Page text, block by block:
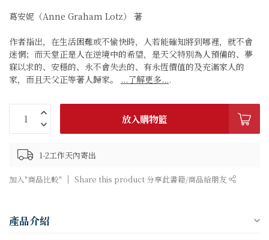
葛安妮（Anne Graham Lotz） 著
作者指出，在生活困難或不愉快時，人若能確知將到哪裡，就不會
迷惘；而天堂正是人在逆境中的希望，是天父特別為人預備的、夢
寐以求的、安穩的、永不會失去的、有永恆價值的及充滿家人的
家，而且天父正等著人歸家。 ...了解更多....
放入購物籃
1-2工作天內寄出
加入"商品比較" Share this product 分享此書籍/商品給朋友
產品介紹